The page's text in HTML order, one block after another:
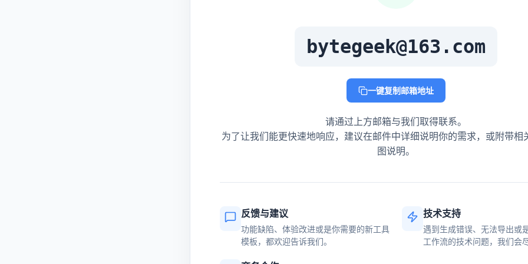
bytegeek@163.com
一键复制邮箱地址
请通过上方邮箱与我们取得联系。
为了让我们能更快速地响应，建议在邮件中详细说明你的需求，或附带相
图说明。
反馈与建议
功能缺陷、体验改进或是你需要的新工具
模板，都欢迎告诉我们。
技术支持
遇到生成错误、无法导出或
工作流的技术问题，我们会